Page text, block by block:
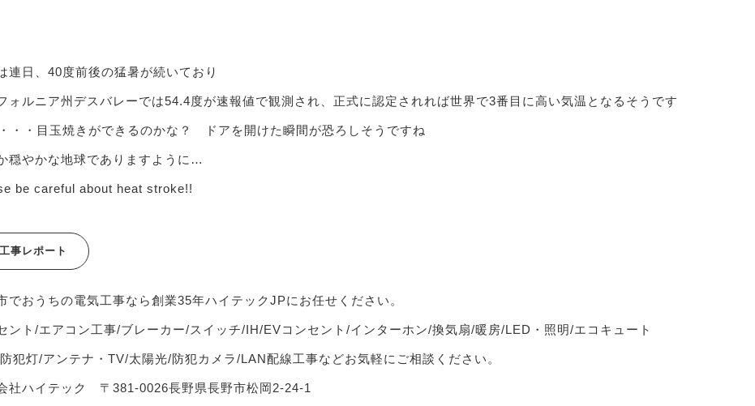
連日、40度前後の猛暑が続いており
ォルニア州デスバレーでは54.4度が速報値で観測され、正式に認定されれば世界で3番目に高い気温となるそうです
・・目玉焼きができるのかな？ ドアを開けた瞬間が恐ろしそうですね
穏やかな地球でありますように…
be careful about heat stroke!!
事レポート
でおうちの電気工事なら創業35年ハイテックJPにお任せください。
ント/エアコン工事/ブレーカー/スイッチ/IH/EVコンセント/インターホン/換気扇/暖房/LED・照明/エコキュート
犯灯/アンテナ・TV/太陽光/防犯カメラ/LAN配線工事などお気軽にご相談ください。
社ハイテック 〒381-0026長野県長野市松岡2-24-1